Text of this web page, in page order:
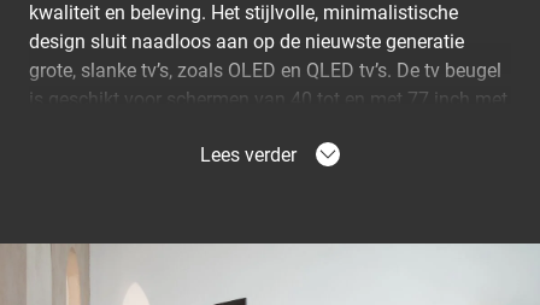
kwaliteit en beleving. Het stijlvolle, minimalistische
design sluit naadloos aan op de nieuwste generatie
grote, slanke tv’s, zoals OLED en QLED tv’s. De tv beugel
is geschikt voor schermen van 40 tot en met 77 inch met
draaien voor maximaal kijkplezier.
De Vogel’s SIGNATURE DesignMount TVM 7655 tv
beugel is één van de topmodellen in ons assortiment. De
Lees verder